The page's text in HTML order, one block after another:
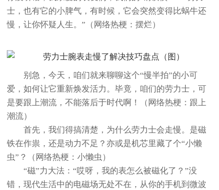
士，也有它的小脾气，有时候，它会突然变得比蜗牛还
慢，让你怀疑人生。”（网络热梗：摆烂）
别急，今天，咱们就来聊聊这个“慢半拍”的小可
爱，如何让它重新焕发活力。毕竟，咱们的劳力士，可
是要跟上潮流，不能落后于时代啊！（网络热梗：跟上
潮流）
首先，我们得搞清楚，为什么劳力士会走慢。是磁
铁在作祟，还是动力不足？亦或是机芯里藏了个“小懒
虫”？（网络热梗：小懒虫）
“磁”力大法：“哎呀，我的表怎么被磁化了？”没
错，现代生活中的电磁场无处不在，从你的手机到微波